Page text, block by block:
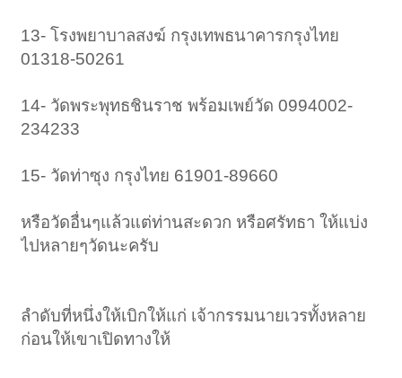
13- โรงพยาบาลสงฆ์ กรุงเทพธนาคารกรุงไทย
01318-50261
14- วัดพระพุทธชินราช พร้อมเพย์วัด 0994002-
234233
15- วัดท่าซุง กรุงไทย 61901-89660
หรือวัดอื่นๆแล้วแต่ท่านสะดวก หรือศรัทธา ให้แบ่ง
ไปหลายๆวัดนะครับ
ลำดับที่หนึ่งให้เบิกให้แก่ เจ้ากรรมนายเวรทั้งหลาย
ก่อนให้เขาเปิดทางให้